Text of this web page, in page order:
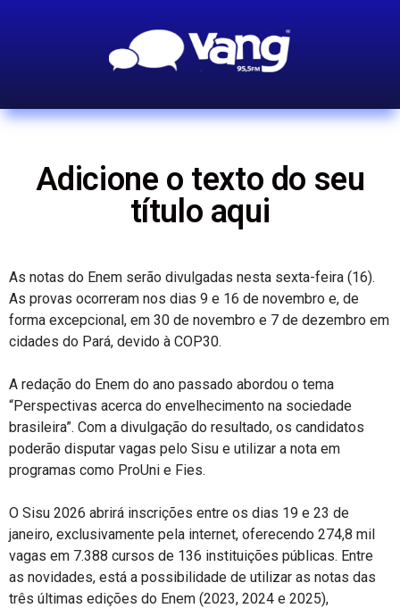
Adicione o texto do seu
título aqui
As notas do Enem serão divulgadas nesta sexta-feira (16).
As provas ocorreram nos dias 9 e 16 de novembro e, de
forma excepcional, em 30 de novembro e 7 de dezembro em
cidades do Pará, devido à COP30.
A redação do Enem do ano passado abordou o tema
“Perspectivas acerca do envelhecimento na sociedade
brasileira”. Com a divulgação do resultado, os candidatos
poderão disputar vagas pelo Sisu e utilizar a nota em
programas como ProUni e Fies.
O Sisu 2026 abrirá inscrições entre os dias 19 e 23 de
janeiro, exclusivamente pela internet, oferecendo 274,8 mil
vagas em 7.388 cursos de 136 instituições públicas. Entre
as novidades, está a possibilidade de utilizar as notas das
três últimas edições do Enem (2023, 2024 e 2025),